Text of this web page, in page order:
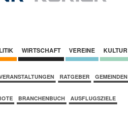
WIRTSCHAFT VEREINE KULTUR
RATGEBER GEMEINDEN
BRANCHENBUCH AUSFLUGSZIELE